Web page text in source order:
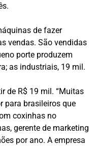
de fazer
vendas. São vendidas
porte produzem
as industriais, 19 mil.
de R$ 19 mil. “Muitas
para brasileiros que
coxinhas no
gerente de marketing
por ano. A empresa